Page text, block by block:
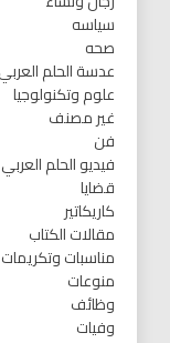
سياسه
صحه
عدسة الحلم
علوم وتكنولوجيا
غير مصنف
فن
فيديو الحلم العربي
قضايا
كاريكاتير
مقالات الكتاب
مناسبات وتكريمات
منوعات
وظائف
وفيات